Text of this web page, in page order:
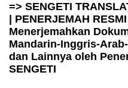
=> SENGETI
| PENERJEMAH
Menerjemahkan
Mandarin-Inggris-
dan Lainnya oleh
SENGETI